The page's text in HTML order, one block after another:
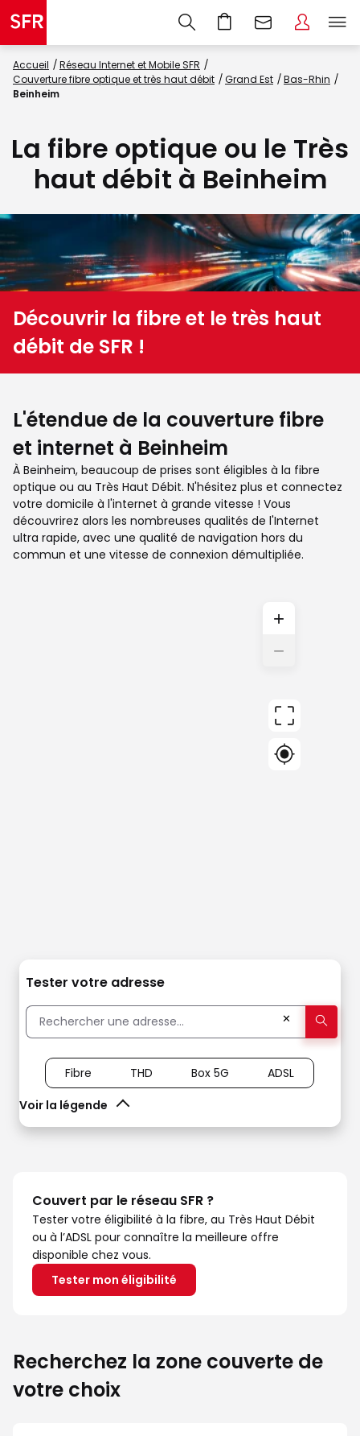
Accueil
Réseau Internet et Mobile SFR
Couverture fibre optique et très haut débit
Grand Est
Bas-Rhin
Beinheim
La fibre optique ou le Très
haut débit à Beinheim
Découvrir la fibre et le très haut
débit de SFR !
L'étendue de la couverture fibre
et internet à Beinheim
À Beinheim, beaucoup de prises sont éligibles à la fibre
optique ou au Très Haut Débit. N'hésitez plus et connectez
votre domicile à l'internet à grande vitesse ! Vous
découvrirez alors les nombreuses qualités de l'Internet
ultra rapide, avec une qualité de navigation hors du
commun et une vitesse de connexion démultipliée.
+
−
Tester votre adresse
✕
Voir la légende
Fibre THD Box 5G ADSL
Couvert par le réseau SFR ?
Tester votre éligibilité à la fibre, au Très Haut Débit
ou à l’ADSL pour connaître la meilleure offre
disponible chez vous.
Tester mon éligibilité
Recherchez la zone couverte de
votre choix